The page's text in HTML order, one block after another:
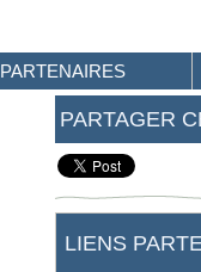
PARTENAIRES
PARTAGER
LIENS